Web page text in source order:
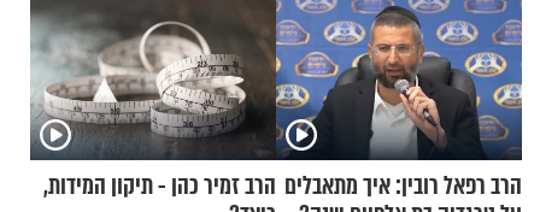
הרב רפאל רובין: איך מתאבלים הרב זמיר כהן - תיקון המידות,